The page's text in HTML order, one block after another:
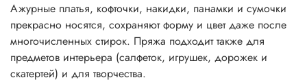
Ажурные платья, кофточки, накидки, панамки и сумочки
прекрасно носятся, сохраняют форму и цвет даже после
многочисленных стирок. Пряжа подходит также для
предметов интерьера (салфеток, игрушек, дорожек и
скатертей) и для творчества.